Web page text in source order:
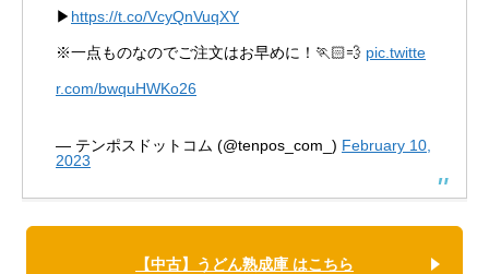
▶ https://t.co/VcyQnVuqXY
※一点ものなのでご注文はお早めに！🏃🏻💨 pic.twitte
r.com/bwquHWKo26
— テンポスドットコム (@tenpos_com_) February 10,
2023
【中古】うどん熟成庫 はこちら